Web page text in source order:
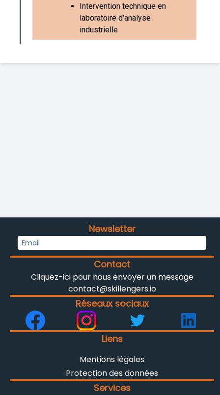
Intervention technique en
laboratoire d'analyse
industrielle
Services
Liens
Mentions légales
Protection des données
Réseaux sociaux
Contact
Cliquez-ici pour nous envoyer un message
contact@skillengers.io
Newsletter